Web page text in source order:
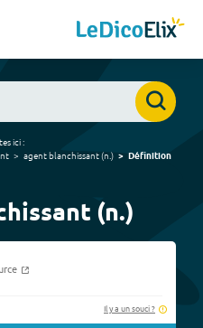
ici :
agent blanchissant(n. ) Définition
(n.)
Il y a un souci ?